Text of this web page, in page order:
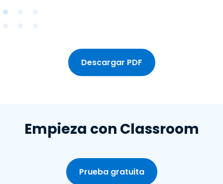
Descargar PDF
Empieza con Classroom
Prueba gratuita